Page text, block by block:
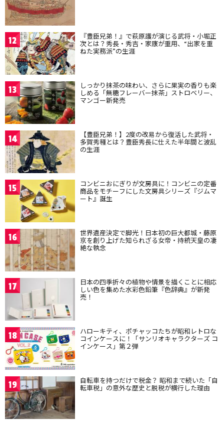
12 『豊臣兄弟！』で萩原護が演じる武将・小堀正
次とは？秀長・秀吉・家康が重用、“出家を重
ねた実務派”の生涯
13 しっかり抹茶の味わい、さらに果実の香りも楽
しめる「無糖フレーバー抹茶」ストロベリー、
マンゴー新発売
14 【豊臣兄弟！】2度の改易から復活した武将・
多賀秀種とは？豊臣秀長に仕えた半年間と波乱
の生涯
15 コンビニおにぎりが文房具に！コンビニの定番
商品をモチーフにした文房具シリーズ『ジムマ
ート』誕生
16 世界遺産決定で脚光！日本初の巨大都城・藤原
京を創り上げた知られざる女帝・持統天皇の凄
絶な執念
17 日本の四季折々の植物や情景を描くことに相応
しい色を集めた水彩色鉛筆『色辞典』が新発
売！
18 ハローキティ、ポチャッコたちが昭和レトロな
コインケースに！「サンリオキャラクターズ コ
インケース」第２弾
19 自転車を持つだけで税金？ 昭和まで続いた「自
転車税」の意外な歴史と脱税が横行した理由